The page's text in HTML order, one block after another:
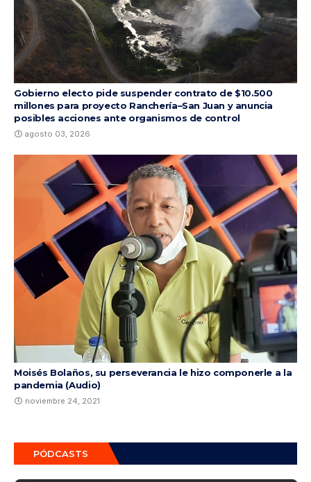
Gobierno electo pide suspender contrato de $10.500
millones para proyecto Ranchería–San Juan y anuncia
posibles acciones ante organismos de control
agosto 03, 2026
Moisés Bolaños, su perseverancia le hizo componerle a la
pandemia (Audio)
noviembre 24, 2021
PÓDCASTS